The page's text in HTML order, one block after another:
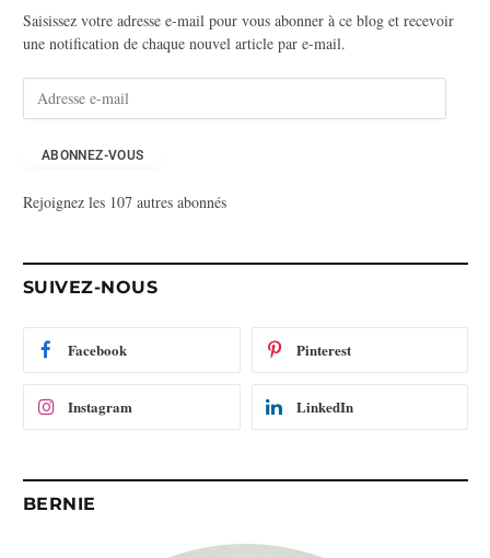
Saisissez votre adresse e-mail pour vous abonner à ce blog et recevoir
une notification de chaque nouvel article par e-mail.
s
-
m
ABONNEZ-VOUS
Rejoignez les 107 autres abonnés
SUIVEZ-NOUS
Facebook Pinterest
Instagram LinkedIn
BERNIE